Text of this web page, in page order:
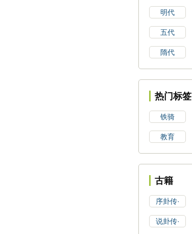
明代
五代
隋代
热门标签
铁骑
教育
古籍
序卦传·
说卦传·